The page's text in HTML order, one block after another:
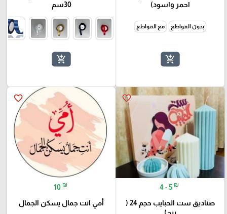
احمر واسود)
بدون القواطع مع القواطع
add_shopping_cart
30سم
add_shopping_cart
favorite_border
4 - 5 ₪
صناديق ست الحبايب حجم 24 (
بيج)
favorite_border
10 ₪
أمي انت جمال يسكن الجمال